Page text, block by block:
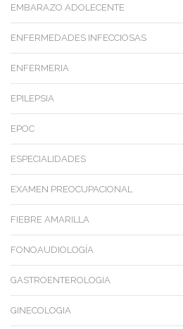
EMBARAZO ADOLECENTE
ENFERMEDADES INFECCIOSAS
ENFERMERIA
EPILEPSIA
EPOC
ESPECIALIDADES
EXAMEN PREOCUPACIONAL
FIEBRE AMARILLA
FONOAUDIOLOGÍA
GASTROENTEROLOGIA
GINECOLOGIA